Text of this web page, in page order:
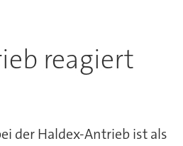
reagiert
der Haldex-Antrieb ist als